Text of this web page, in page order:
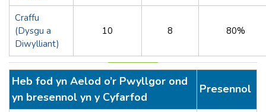
Craffu
(Dysgu a
Diwylliant)
10 8 80%
Heb fod yn Aelod o’r Pwyllgor ond
yn bresennol yn y Cyfarfod
Presennol